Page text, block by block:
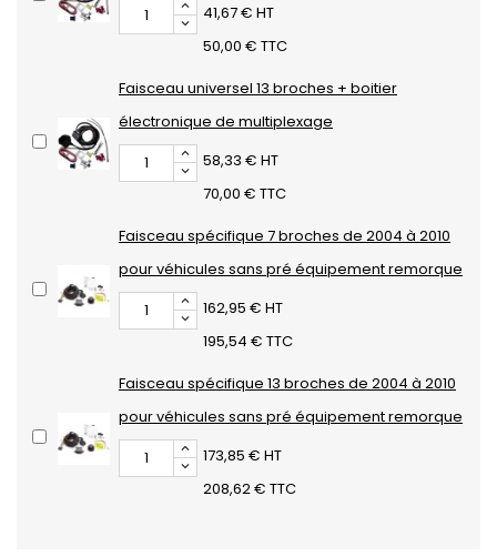
41,67 € HT
50,00 € TTC
Faisceau universel 13 broches + boitier
électronique de multiplexage
58,33 € HT
70,00 € TTC
Faisceau spécifique 7 broches de 2004 à 2010
pour véhicules sans pré équipement remorque
162,95 € HT
195,54 € TTC
Faisceau spécifique 13 broches de 2004 à 2010
pour véhicules sans pré équipement remorque
173,85 € HT
208,62 € TTC